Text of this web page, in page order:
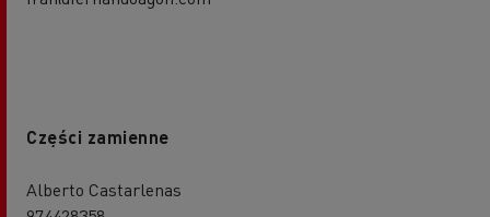
Części zamienne
Alberto Castarlenas